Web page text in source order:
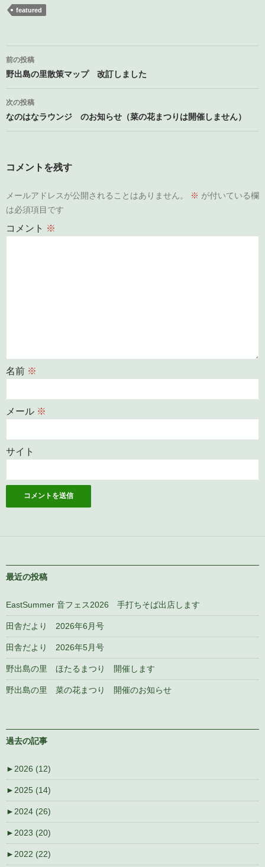
featured
投
稿
ナ
ビ
ョ
前の投稿
野出島の里散策マップ 改訂しました
次の投稿
なのはなラウンジ のお知らせ（菜の花まつりは開催しません）
コメントを残す
メールアドレスが公開されることはありません。 ※ が付いている欄
は必須項目です
コメント ※
名前 ※
メール ※
サイト
最近の投稿
EastSummer 音フェス2026 手打ちそば出店します
田舎だより 2026年6月号
田舎だより 2026年5月号
野出島の里 ほたるまつり 開催します
野出島の里 菜の花まつり 開催のお知らせ
過去の記事
► 2026 (12)
► 2025 (14)
► 2024 (26)
► 2023 (20)
► 2022 (22)